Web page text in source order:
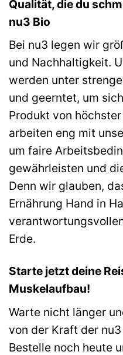
Qualität, die du
nu3 Bio
Bei nu3 legen wir
und Nachhaltigkeit.
werden unter
und geerntet, um
Produkt von
arbeiten eng mit
um faire
gewährleisten und
Denn wir glauben,
Ernährung Hand in
Erde.
Starte jetzt deine
Muskelaufbau!
Warte nicht länger
von der Kraft der
Bestelle noch heute